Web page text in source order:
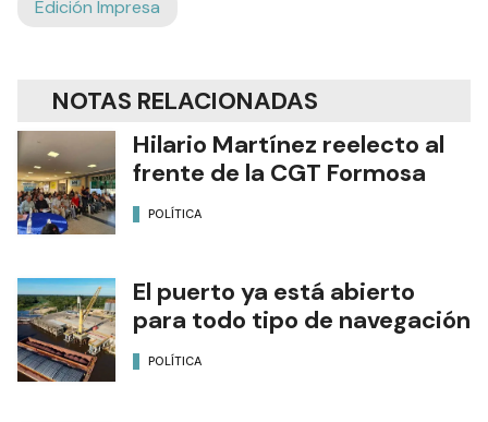
Edición Impresa
NOTAS RELACIONADAS
Hilario Martínez reelecto al
frente de la CGT Formosa
POLÍTICA
El puerto ya está abierto
para todo tipo de navegación
POLÍTICA